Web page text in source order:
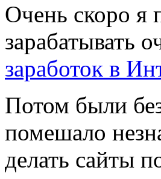
Очень скоро я
зарабатывать
заработок в
Потом были
помешало
делать сайты